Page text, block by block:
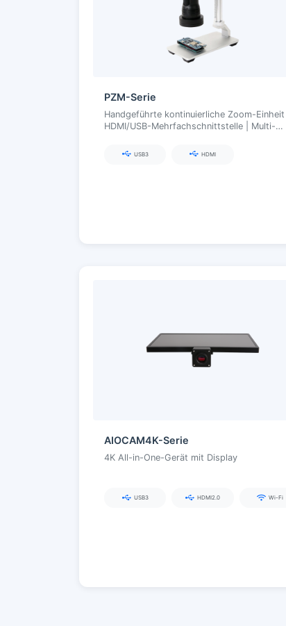
PZM-Serie
Handgeführte kontinuierliche Zoom-Einheit |
HDMI/USB-Mehrfachschnittstelle | Multi-
USB3 HDMI
AIOCAM4K-Serie
4K All-in-One-Gerät mit Display
USB3 HDMI2.0 Wi-Fi